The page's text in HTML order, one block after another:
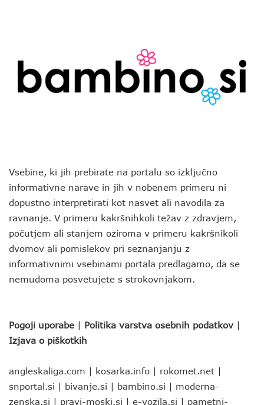
Vsebine, ki jih prebirate na portalu so izključno
informativne narave in jih v nobenem primeru ni
dopustno interpretirati kot nasvet ali navodila za
ravnanje. V primeru kakršnihkoli težav z zdravjem,
počutjem ali stanjem oziroma v primeru kakršnikoli
dvomov ali pomislekov pri seznanjanju z
informativnimi vsebinami portala predlagamo, da se
nemudoma posvetujete s strokovnjakom.
Pogoji uporabe | Politika varstva osebnih podatkov |
Izjava o piškotkih
angleskaliga.com | kosarka.info | rokomet.net |
snportal.si | bivanje.si | bambino.si | moderna-
zenska.si | pravi-moski.si | e-vozila.si | pametni-